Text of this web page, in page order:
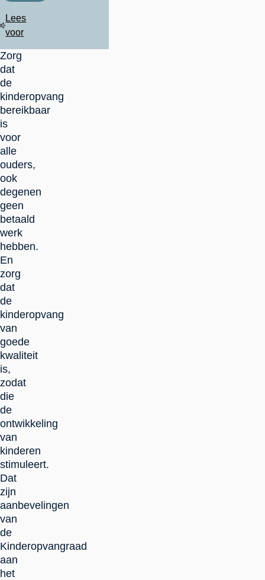
Lees
voor
Zorg
dat
de
kinderopvang
bereikbaar
is
voor
alle
ouders,
ook
degenen
geen
betaald
werk
hebben.
En
zorg
dat
de
kinderopvang
van
goede
kwaliteit
is,
zodat
die
de
ontwikkeling
van
kinderen
stimuleert.
Dat
zijn
aanbevelingen
van
de
Kinderopvangraad
aan
het